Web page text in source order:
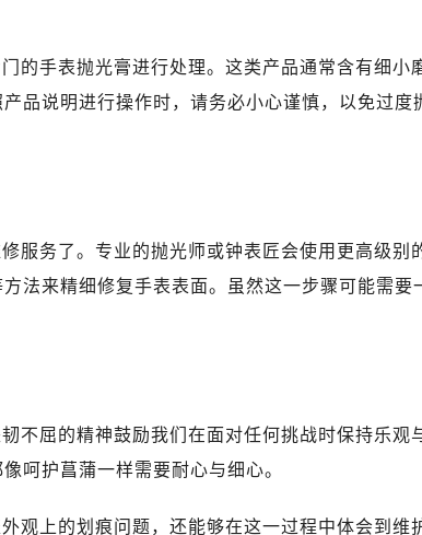
的手表抛光膏进行处理。这类产品通常含有细小
品说明进行操作时，请务必小心谨慎，以免过度
服务了。专业的抛光师或钟表匠会使用更高级别
法来精细修复手表表面。虽然这一步骤可能需要
屈的精神鼓励我们在面对任何挑战时保持乐观
呵护菖蒲一样需要耐心与细心。
观上的划痕问题，还能够在这一过程中体会到维